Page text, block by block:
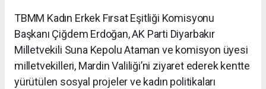
TBMM Kadın Erkek Fırsat Eşitliği Komisyonu
Başkanı Çiğdem Erdoğan, AK Parti Diyarbakır
Milletvekili Suna Kepolu Ataman ve komisyon üyesi
milletvekilleri, Mardin Valiliği’ni ziyaret ederek kentte
yürütülen sosyal projeler ve kadın politikaları